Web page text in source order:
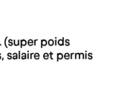
(super poids
salaire et permis